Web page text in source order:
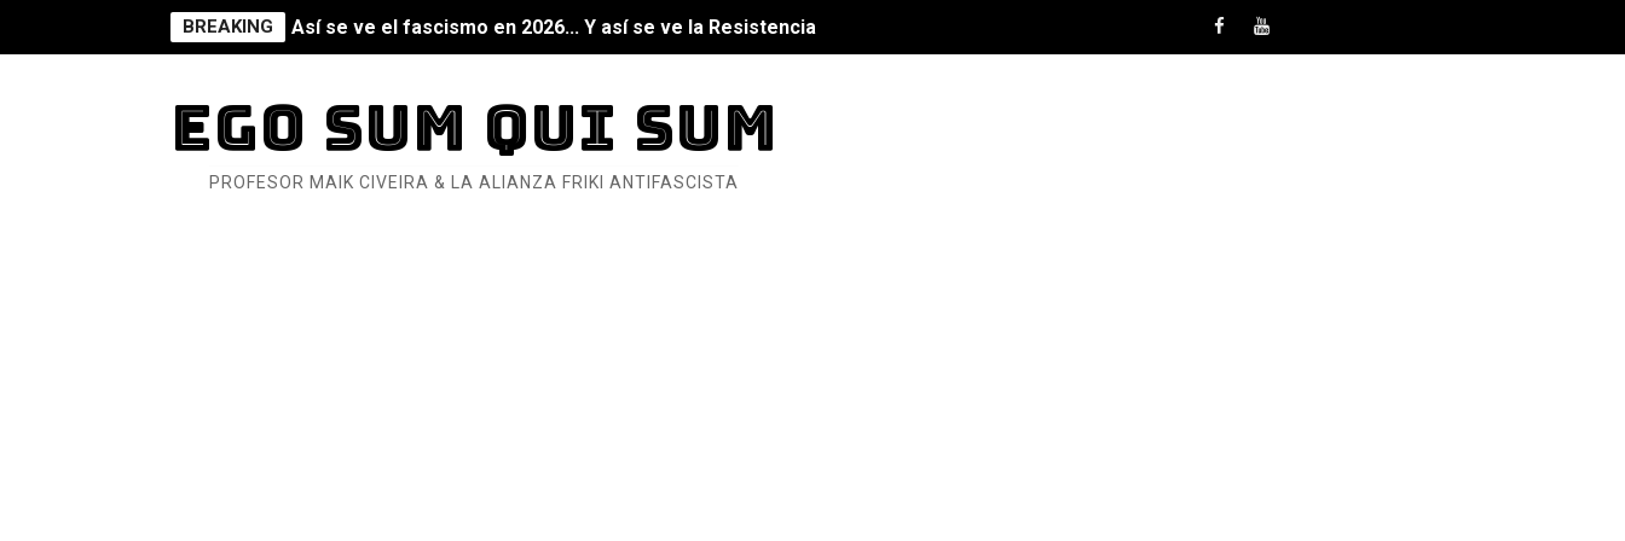
BREAKING Así se ve el fascismo en 2026... Y así se ve la Resistencia
¿Estamos soñando con ovejas eléctricas?
Dioses y Monstruos: Guillermo (DOS)
EGO SUM QUI SUM
PROFESOR MAIK CIVEIRA & LA ALIANZA FRIKI ANTIFASCISTA